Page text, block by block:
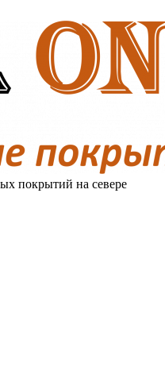
покрытий на севере